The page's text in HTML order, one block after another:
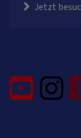
Jetzt